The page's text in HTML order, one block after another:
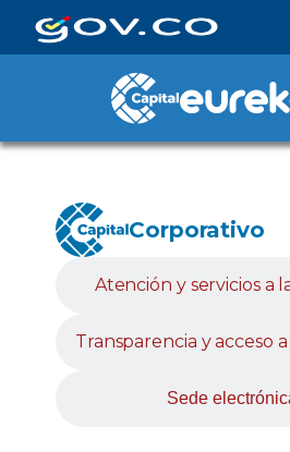
Corporativo
Atención y servicios a
Transparencia y acceso
Sede